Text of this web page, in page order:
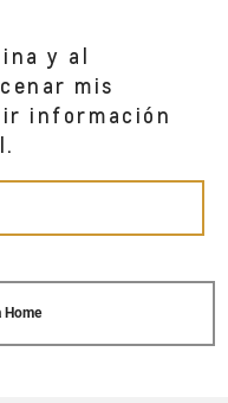
y al
mis
información
Home